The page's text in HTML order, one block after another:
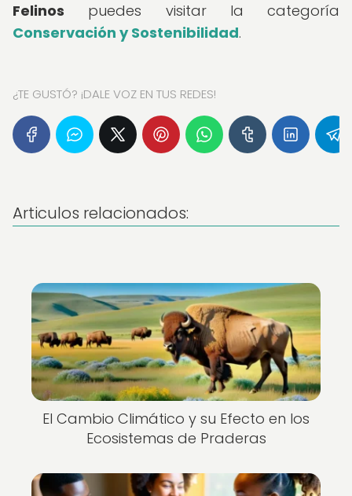
Felinos puedes visitar la categoría
Conservación y Sostenibilidad.
¿TE GUSTÓ? ¡DALE VOZ EN TUS REDES!
Articulos relacionados:
El Cambio Climático y su Efecto en los
Ecosistemas de Praderas